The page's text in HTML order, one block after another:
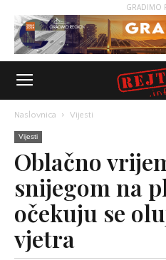
GRADIMO
Naslovnica Vijesti
Vijesti
Oblačno
snijegom na
očekuju se
vjetra